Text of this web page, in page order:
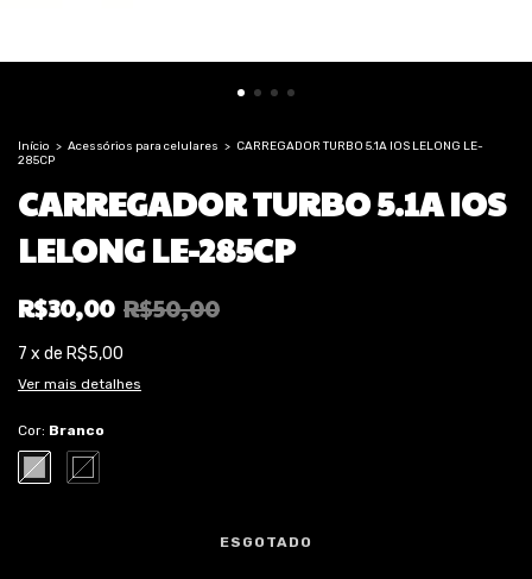
Início > Acessórios para celulares > CARREGADOR TURBO 5.1A IOS LELONG LE-
285CP
CARREGADOR TURBO 5.1A IOS
LELONG LE-285CP
R$30,00 R$50,00
7 x de R$5,00
Ver mais detalhes
Cor: Branco